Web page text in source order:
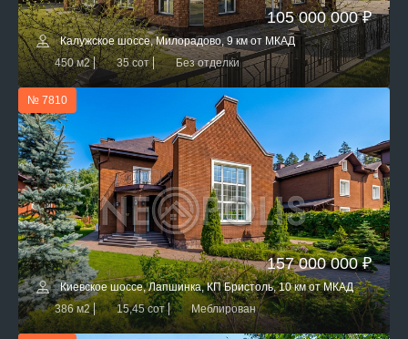
105 000 000 ₽
Калужское шоссе, Милорадово, 9 км от МКАД
450 м2
35 сот Без отделки
№ 7810
157 000 000 ₽
Киевское шоссе, Лапшинка, КП Бристоль, 10 км от МКАД
386 м2
15,45 сот Меблирован